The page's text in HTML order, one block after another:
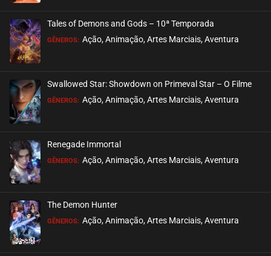
Tales of Demons and Gods – 10ª Temporada
GÊNEROS: Ação, Animação, Artes Marciais, Aventura
Swallowed Star: Showdown on Primeval Star – O Filme
GÊNEROS: Ação, Animação, Artes Marciais, Aventura
Renegade Immortal
GÊNEROS: Ação, Animação, Artes Marciais, Aventura
The Demon Hunter
GÊNEROS: Ação, Animação, Artes Marciais, Aventura